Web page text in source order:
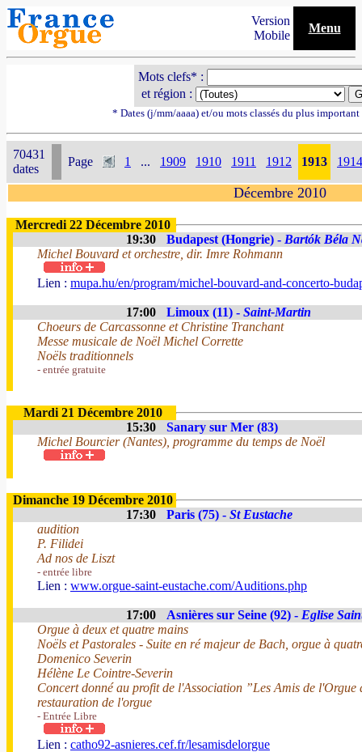
Version
Mobile
Menu
Mots clefs* :
et région :
* Dates (j/mm/aaaa) et/ou mots classés du plus
70431
dates
Page 1 ... 1909 1910 1911 1912 1913 1914
Décembre 2010
Mercredi 22 Décembre 2010
19:30
Budapest (Hongrie) - Bartók Béla
Michel Bouvard et orchestre, dir. Imre Rohmann
Lien : mupa.hu/en/program/michel-bouvard-and-concerto-
17:00 Limoux (11) - Saint-Martin
Choeurs de Carcassonne et Christine Tranchant
Messe musicale de Noël Michel Corrette
Noëls traditionnels
- entrée gratuite
Mardi 21 Décembre 2010
15:30
Sanary sur Mer (83)
Michel Bourcier (Nantes), programme du temps de Noël
Dimanche 19 Décembre 2010
17:30
Paris (75) - St Eustache
audition
P. Filidei
Ad nos de Liszt
- entrée libre
Lien : www.orgue-saint-eustache.com/Auditions.php
17:00 Asnières sur Seine (92) - Eglise
Orgue à deux et quatre mains
Noëls et Pastorales - Suite en ré majeur de Bach, orgue à
Domenico Severin
Hélène Le Cointre-Severin
Concert donné au profit de l'Association ”Les Amis de l'Orgue
restauration de l'orgue
- Entrée Libre
Lien : catho92-asnieres.cef.fr/lesamisdelorgue